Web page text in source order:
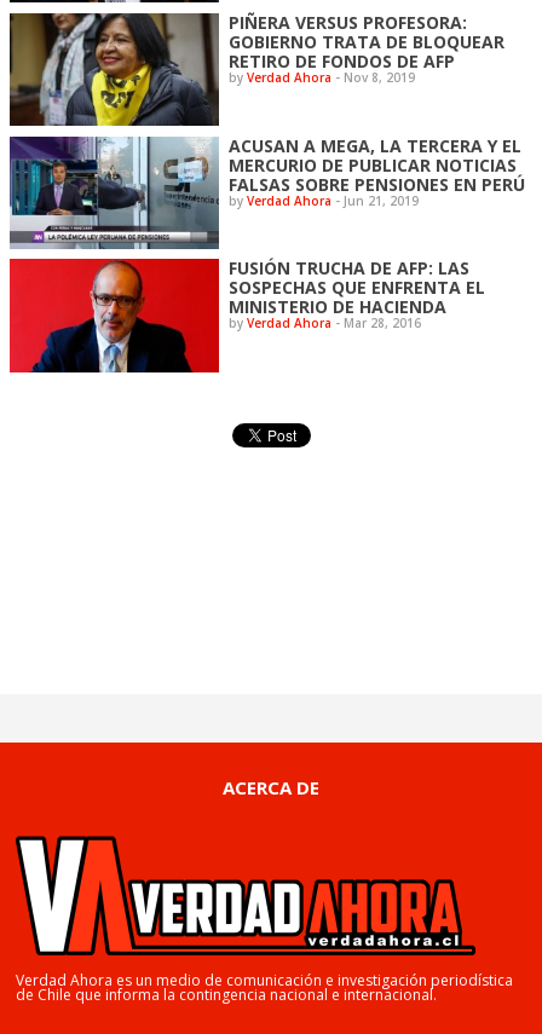
PIÑERA VERSUS PROFESORA:
GOBIERNO TRATA DE BLOQUEAR
RETIRO DE FONDOS DE AFP
byVerdad Ahora - Nov 8, 2019
ACUSAN A MEGA, LA TERCERA Y EL
MERCURIO DE PUBLICAR NOTICIAS
FALSAS SOBRE PENSIONES EN PERÚ
byVerdad Ahora - Jun 21, 2019
FUSIÓN TRUCHA DE AFP: LAS
SOSPECHAS QUE ENFRENTA EL
MINISTERIO DE HACIENDA
byVerdad Ahora - Mar 28, 2016
ACERCA DE
Verdad Ahora es un medio de comunicación e investigación periodística
de Chile que informa la contingencia nacional e internacional.